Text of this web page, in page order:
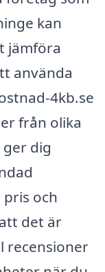
kan
jämföra
använda
4kb.se
från olika
dig
och
det är
recensioner